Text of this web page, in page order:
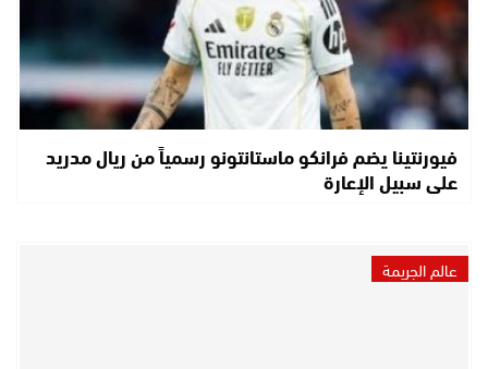
فيورنتينا يضم فرانكو ماستانتونو رسمياً من ريال مدريد
على سبيل الإعارة
عالم الجريمة